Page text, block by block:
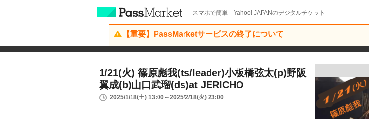
スマホで簡単 Yahoo! JAPANのデジタルチケット
【重要】PassMarketサービスの終了について
1/21(火) 篠原彪我(ts/leader)小板橋弦太(p)野阪
翼成(b)山口武瑠(ds)at JERICHO
2025/1/18(土) 13:00～2025/2/18(火) 23:00